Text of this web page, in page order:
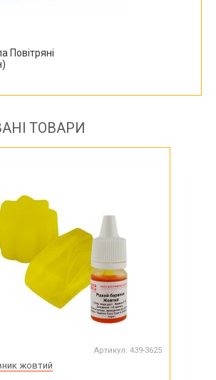
Повітряні
ТОВАРИ
Артикул: 439-3625
жовтий